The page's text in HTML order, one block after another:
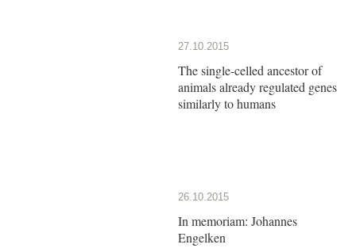
27.10.2015
The single-celled ancestor of
animals already regulated genes
similarly to humans
26.10.2015
In memoriam: Johannes
Engelken